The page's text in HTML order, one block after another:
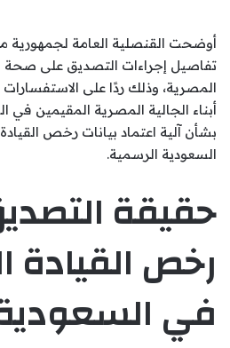
أوضحت القنصلية العامة لجمهورية
تفاصيل إجراءات التصديق على صحة
المصرية، وذلك ردًا على الاستفسارات
أبناء الجالية المصرية المقيمين في
بشأن آلية اعتماد بيانات رخص
السعودية الرسمية.
حقيقة
رخص القيادة
في